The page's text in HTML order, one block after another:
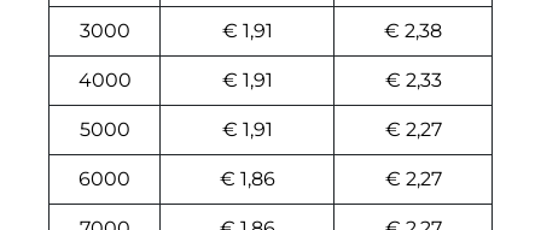
3000 € 1,91 € 2,38
4000 € 1,91 € 2,33
5000 € 1,91 € 2,27
6000 € 1,86 € 2,27